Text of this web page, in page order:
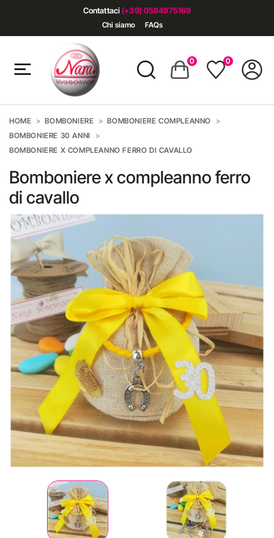
Contattaci (+39) 0584975169
Chi siamo FAQs
0 0
HOME BOMBONIERE
BOMBONIERE COMPLEANNO
BOMBONIERE 30 ANNI
BOMBONIERE X COMPLEANNO FERRO DI CAVALLO
Bomboniere x compleanno ferro
di cavallo